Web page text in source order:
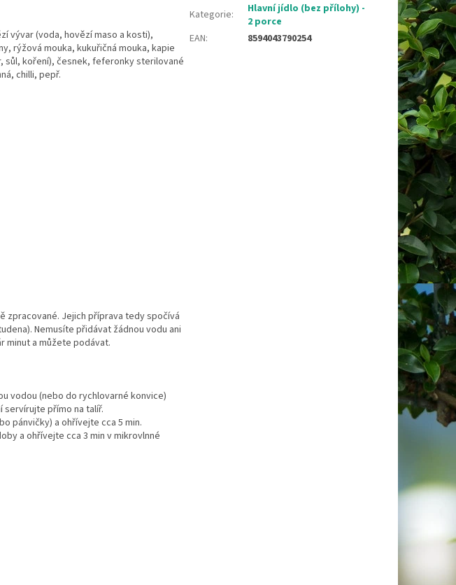
vývar (voda, hovězí maso a kosti),
rýžová mouka, kukuřičná mouka, kapie
sůl, koření), česnek, feferonky sterilované
chilli, pepř.
zpracované. Jejich příprava tedy spočívá
Nemusíte přidávat žádnou vodu ani
minut a můžete podávat.
vodou (nebo do rychlovarné konvice)
servírujte přímo na talíř.
pánvičky) a ohřívejte cca 5 min.
a ohřívejte cca 3 min v mikrovlnné
Kategorie:
Hlavní jídlo (bez přílohy) -
2 porce
EAN: 8594043790254